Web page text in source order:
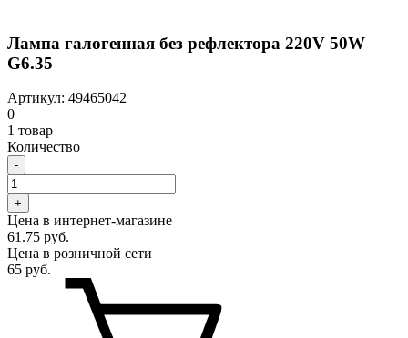
Лампа галогенная без рефлектора 220V 50W
G6.35
Артикул: 49465042
0
1 товар
Количество
-
+
Цена в интернет-магазине
61.75 руб.
Цена в розничной сети
65 руб.